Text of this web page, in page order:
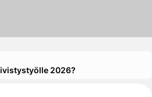
2026?